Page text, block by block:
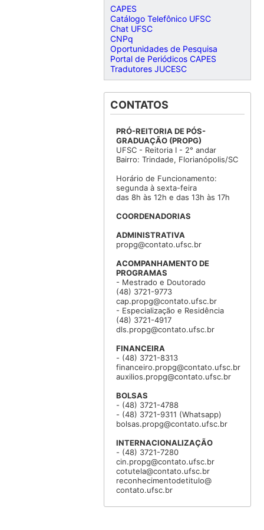
CAPES
Catálogo Telefônico UFSC
Chat UFSC
CNPq
Oportunidades de Pesquisa
Portal de Periódicos CAPES
Tradutores JUCESC
CONTATOS
PRÓ-REITORIA DE PÓS-
GRADUAÇÃO (PROPG)
UFSC - Reitoria I - 2° andar
Bairro: Trindade, Florianópolis/SC
Horário de Funcionamento:
segunda à sexta-feira
das 8h às 12h e das 13h às 17h
COORDENADORIAS
ADMINISTRATIVA
propg@contato.ufsc.br
ACOMPANHAMENTO DE
PROGRAMAS
- Mestrado e Doutorado
(48) 3721-9773
cap.propg@contato.ufsc.br
- Especialização e Residência
(48) 3721-4917
dls.propg@contato.ufsc.br
FINANCEIRA
- (48) 3721-8313
financeiro.propg@contato.ufsc.br
auxilios.propg@contato.ufsc.br
BOLSAS
- (48) 3721-4788
- (48) 3721-9311 (Whatsapp)
bolsas.propg@contato.ufsc.br
INTERNACIONALIZAÇÃO
- (48) 3721-7280
cin.propg@contato.ufsc.br
cotutela@contato.ufsc.br
reconhecimentodetitulo@
contato.ufsc.br